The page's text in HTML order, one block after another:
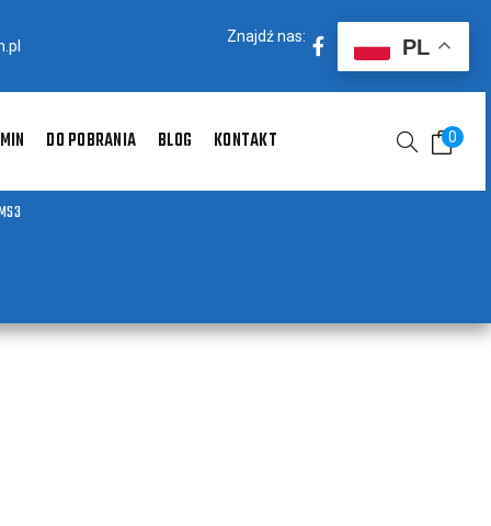
Znajdź nas:
DO POBRANIA BLOG KONTAKT 0
PL